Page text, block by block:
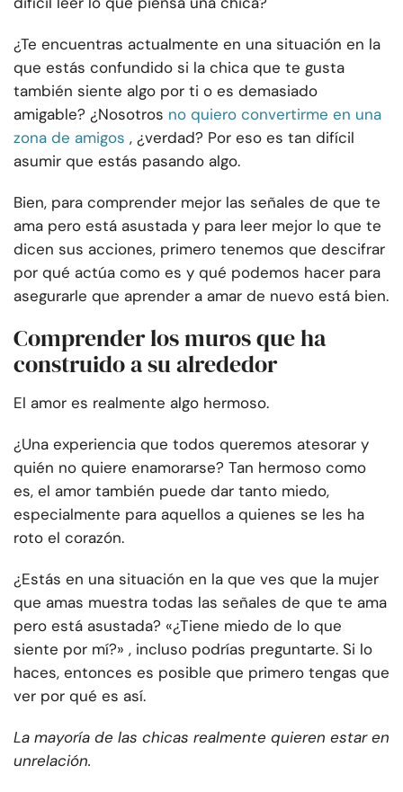
¿Te encuentras actualmente en una situación en la
que estás confundido si la chica que te gusta
también siente algo por ti o es demasiado
amigable? ¿Nosotros no quiero convertirme en una
zona de amigos , ¿verdad? Por eso es tan difícil
asumir que estás pasando algo.
Bien, para comprender mejor las señales de que te
ama pero está asustada y para leer mejor lo que te
dicen sus acciones, primero tenemos que descifrar
por qué actúa como es y qué podemos hacer para
asegurarle que aprender a amar de nuevo está bien.
Comprender los muros que ha
construido a su alrededor
El amor es realmente algo hermoso.
¿Una experiencia que todos queremos atesorar y
quién no quiere enamorarse? Tan hermoso como
es, el amor también puede dar tanto miedo,
especialmente para aquellos a quienes se les ha
roto el corazón.
¿Estás en una situación en la que ves que la mujer
que amas muestra todas las señales de que te ama
pero está asustada? «¿Tiene miedo de lo que
siente por mí?» , incluso podrías preguntarte. Si lo
haces, entonces es posible que primero tengas que
ver por qué es así.
La mayoría de las chicas realmente quieren estar en
unrelación.